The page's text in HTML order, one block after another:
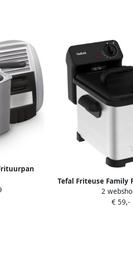
+
Zone Enkel
Tefal Friteuse Family
het frituren van
gemakkelijke
2
€ 59,-